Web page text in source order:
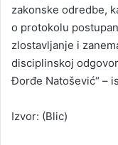
zakonske odredbe,
o protokolu
zlostavljanje i
disciplinskoj
Đorđe Natošević“ –
Izvor: (Blic)